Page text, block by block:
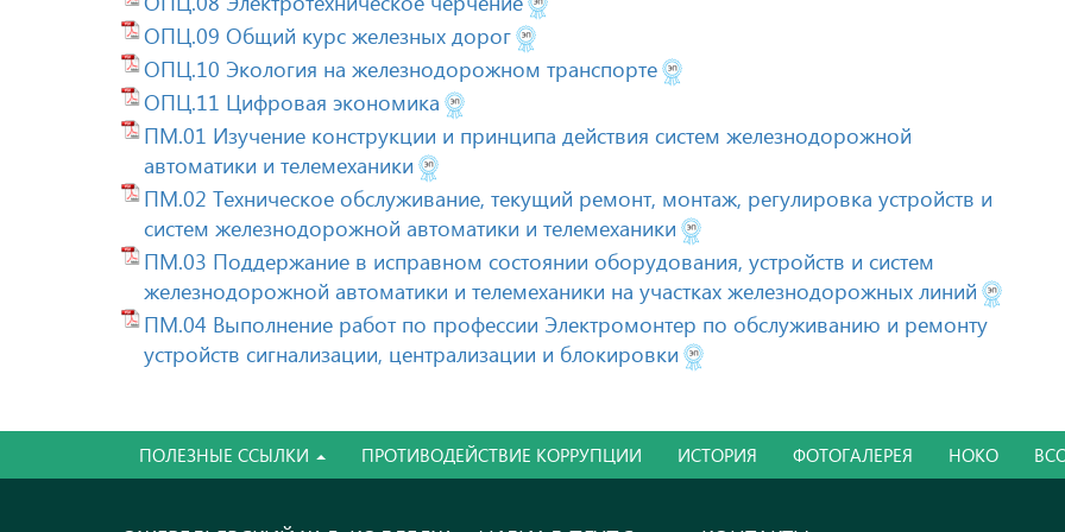
ОПЦ.09 Общий курс железных дорог
ОПЦ.10 Экология на железнодорожном транспорте
ОПЦ.11 Цифровая экономика
ПМ.01 Изучение конструкции и принципа действия систем железнодорожной
автоматики и телемеханики
ПМ.02 Техническое обслуживание, текущий ремонт, монтаж, регулировка устройств и
систем железнодорожной автоматики и телемеханики
ПМ.03 Поддержание в исправном состоянии оборудования, устройств и систем
железнодорожной автоматики и телемеханики на участках железнодорожных линий
ПМ.04 Выполнение работ по профессии Электромонтер по обслуживанию и ремонту
устройств сигнализации, централизации и блокировки
ПОЛЕЗНЫЕ ССЫЛКИ ПРОТИВОДЕЙСТВИЕ КОРРУПЦИИ ИСТОРИЯ ФОТОГАЛЕРЕЯ НОКО